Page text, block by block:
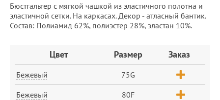
Бюстгальтер с мягкой чашкой из эластичного полотна и
эластичной сетки. На каркасах. Декор - атласный бантик.
Состав: Полиамид 62%, полиэстер 28%, эластан 10%.
Цвет Размер Заказ
Бежевый 75G
Бежевый 80F